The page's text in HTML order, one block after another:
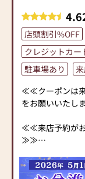
お一人お一人の
出来るようにス
強しております。
お気軽にお声を
せ。
お仏壇展示本数
小さいお仏壇か
なお仏壇まで広
新しいお仏壇を
は今ある古いお
（引取り地域サ
相談させて頂き
店頭割引%OFF
クレジットカー
駐車場あり
≪≪クーポンは
をお願いいた
≪≪来店予約が
≫≫
のお客様へ
時間帯によって